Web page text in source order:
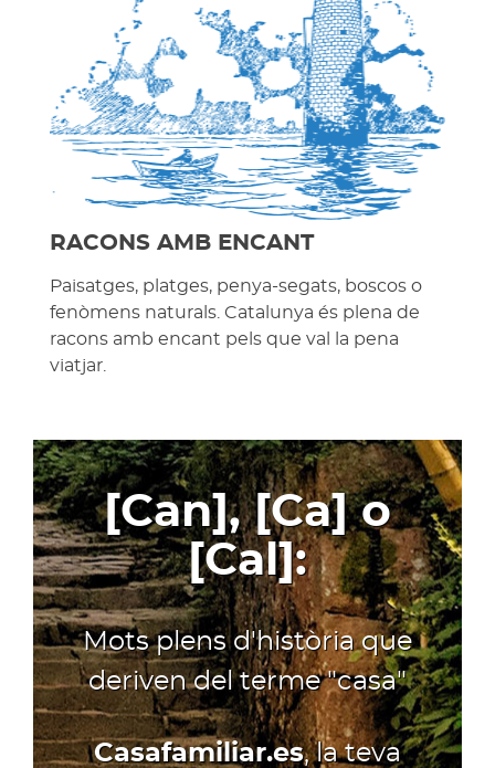
RACONS AMB ENCANT
Paisatges, platges, penya-segats, boscos o
fenòmens naturals. Catalunya és plena de
racons amb encant pels que val la pena
viatjar.
[Can], [Ca] o
[Cal]:
Mots plens d'història que
deriven del terme "casa"
Casafamiliar.es, la teva